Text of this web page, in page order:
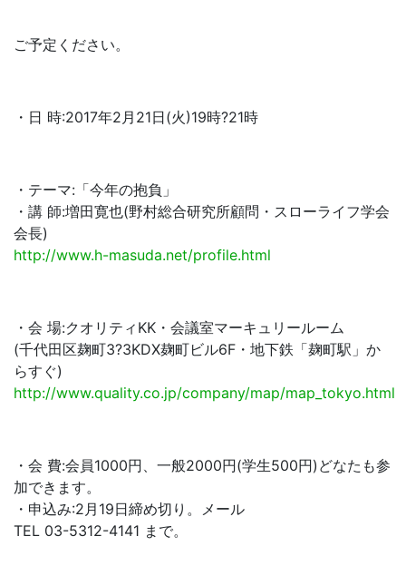
ご予定ください。
・日 時:2017年2月21日(火)19時?21時
・テーマ:「今年の抱負」
・講 師:増田寛也(野村総合研究所顧問・スローライフ学会
会長)
http://www.h-masuda.net/profile.html
・会 場:クオリティKK・会議室マーキュリールーム
(千代田区麹町3?3KDX麹町ビル6F・地下鉄「麹町駅」か
らすぐ)
http://www.quality.co.jp/company/map/map_tokyo.html
・会 費:会員1000円、一般2000円(学生500円)どなたも参
加できます。
・申込み:2月19日締め切り。メール
TEL 03-5312-4141 まで。